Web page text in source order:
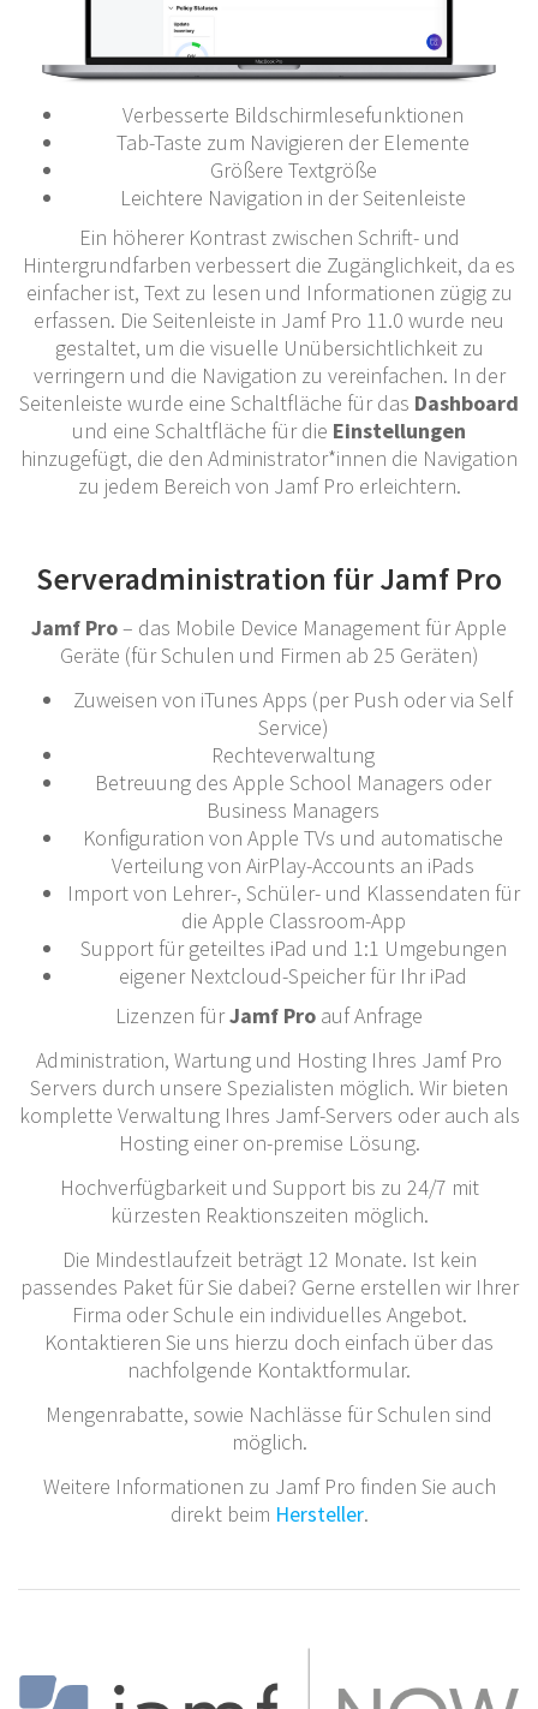
Verbesserte Bildschirmlesefunktionen
Tab-Taste zum Navigieren der Elemente
Größere Textgröße
Leichtere Navigation in der Seitenleiste
Ein höherer Kontrast zwischen Schrift- und
Hintergrundfarben verbessert die Zugänglichkeit, da es
einfacher ist, Text zu lesen und Informationen zügig zu
erfassen. Die Seitenleiste in Jamf Pro 11.0 wurde neu
gestaltet, um die visuelle Unübersichtlichkeit zu
verringern und die Navigation zu vereinfachen. In der
Seitenleiste wurde eine Schaltfläche für das Dashboard
und eine Schaltfläche für die Einstellungen
hinzugefügt, die den Administrator*innen die Navigation
zu jedem Bereich von Jamf Pro erleichtern.
Serveradministration für Jamf Pro
Jamf Pro– das Mobile Device Management für Apple
Geräte (für Schulen und Firmen ab 25 Geräten)
Zuweisen von iTunes Apps (per Push oder via Self
Service)
Rechteverwaltung
Betreuung des Apple School Managers oder
Business Managers
Konfiguration von Apple TVs und automatische
Verteilung von AirPlay-Accounts an iPads
Import von Lehrer-, Schüler- und Klassendaten für
die Apple Classroom-App
Support für geteiltes iPad und 1:1 Umgebungen
eigener Nextcloud-Speicher für Ihr iPad
Lizenzen fürJamf Pro auf Anfrage
Administration, Wartung und Hosting Ihres Jamf Pro
Servers durch unsere Spezialisten möglich. Wir bieten
komplette Verwaltung Ihres Jamf-Servers oder auch als
Hosting einer on-premise Lösung.
Hochverfügbarkeit und Support bis zu 24/7 mit
kürzesten Reaktionszeiten möglich.
Die Mindestlaufzeit beträgt 12 Monate. Ist kein
passendes Paket für Sie dabei? Gerne erstellen wir Ihrer
Firma oder Schule ein individuelles Angebot.
Kontaktieren Sie uns hierzu doch einfach über das
nachfolgende Kontaktformular.
Mengenrabatte, sowie Nachlässe für Schulen sind
möglich.
Weitere Informationen zu Jamf Pro finden Sie auch
direkt beim Hersteller.